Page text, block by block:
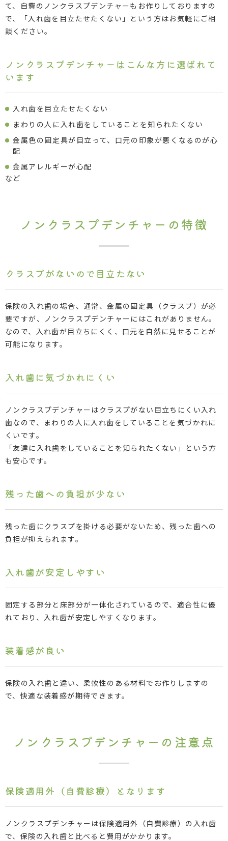
て、自費のノンクラスプデンチャーもお作りしておりますの
で、「入れ歯を目立たせたくない」という方はお気軽にご相
談ください。
ノンクラスプデンチャーはこんな方に選ばれて
います
入れ歯を目立たせたくない
まわりの人に入れ歯をしていることを知られたくない
金属色の固定具が目立って、口元の印象が悪くなるのが心
配
金属アレルギーが心配
など
ノンクラスプデンチャーの特徴
クラスプがないので目立たない
保険の入れ歯の場合、通常、金属の固定具（クラスプ）が必
要ですが、ノンクラスプデンチャーにはこれがありません。
なので、入れ歯が目立ちにくく、口元を自然に見せることが
可能になります。
入れ歯に気づかれにくい
ノンクラスプデンチャーはクラスプがない目立ちにくい入れ
歯なので、まわりの人に入れ歯をしていることを気づかれに
くいです。
「友達に入れ歯をしていることを知られたくない」という方
も安心です。
残った歯への負担が少ない
残った歯にクラスプを掛ける必要がないため、残った歯への
負担が抑えられます。
入れ歯が安定しやすい
固定する部分と床部分が一体化されているので、適合性に優
れており、入れ歯が安定しやすくなります。
装着感が良い
保険の入れ歯と違い、柔軟性のある材料でお作りしますの
で、快適な装着感が期待できます。
ノンクラスプデンチャーの注意点
保険適用外（自費診療）となります
ノンクラスプデンチャーは保険適用外（自費診療）の入れ歯
で、保険の入れ歯と比べると費用がかかります。